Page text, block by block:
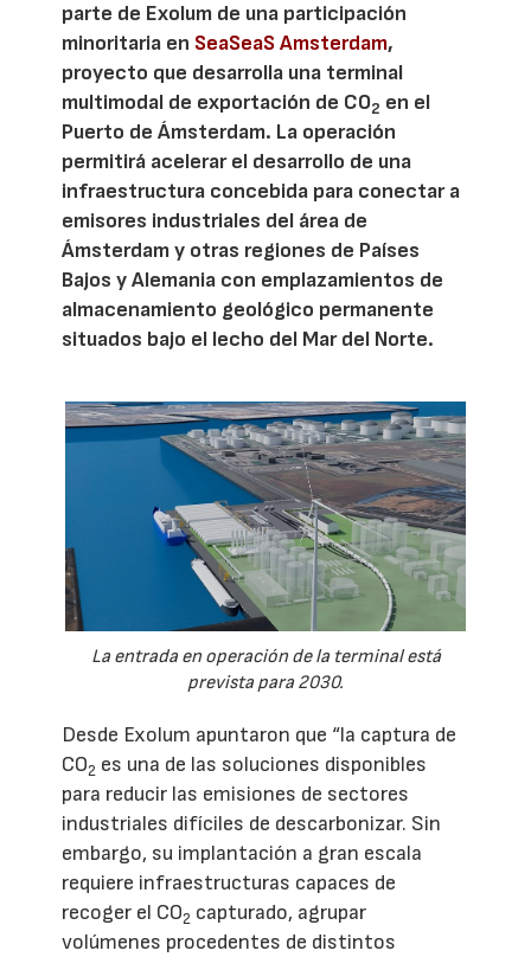
parte de Exolum de una participación
minoritaria en SeaSeaS Amsterdam,
proyecto que desarrolla una terminal
multimodal de exportación de CO2 en el
Puerto de Ámsterdam. La operación
permitirá acelerar el desarrollo de una
infraestructura concebida para conectar a
emisores industriales del área de
Ámsterdam y otras regiones de Países
Bajos y Alemania con emplazamientos de
almacenamiento geológico permanente
situados bajo el lecho del Mar del Norte.
La entrada en operación de la terminal está
prevista para 2030.
Desde Exolum apuntaron que “la captura de
CO2 es una de las soluciones disponibles
para reducir las emisiones de sectores
industriales difíciles de descarbonizar. Sin
embargo, su implantación a gran escala
requiere infraestructuras capaces de
recoger el CO2 capturado, agrupar
volúmenes procedentes de distintos